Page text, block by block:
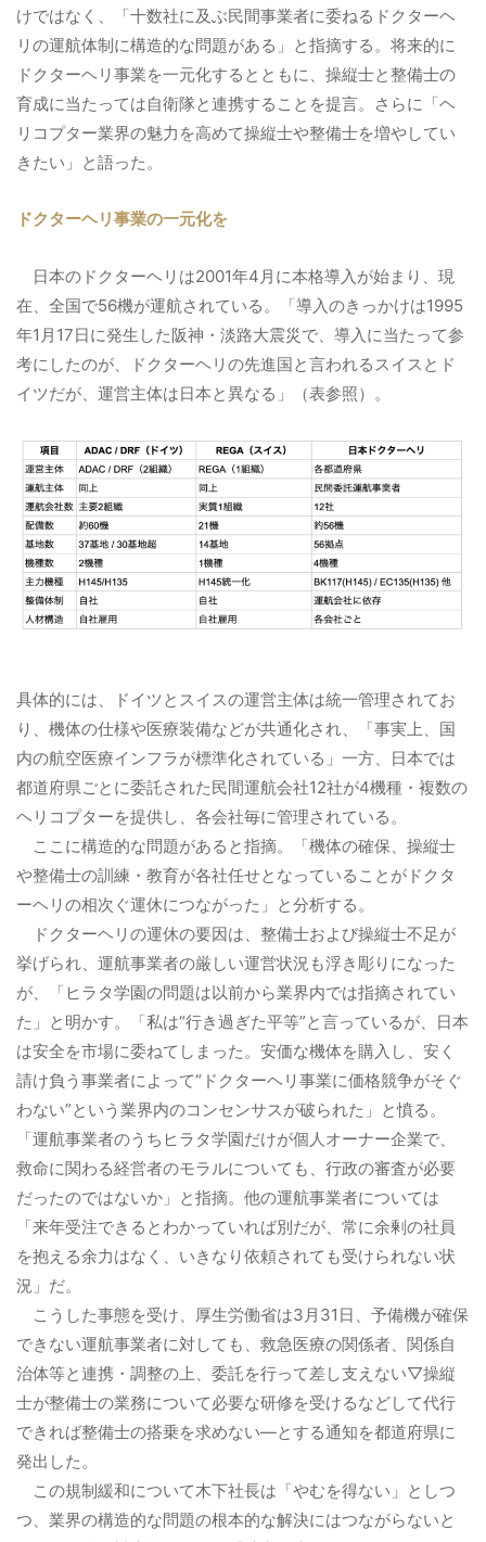
けではなく、「十数社に及ぶ民間事業者に委ねるドクターヘ
リの運航体制に構造的な問題がある」と指摘する。 将来的に
ドクターヘリ事業を一元化するとともに、操縦士と整備士の
育成に当たっては自衛隊と連携することを提言。
さらに「ヘ
リコプター業界の魅力を高めて操縦士や整備士を増やしてい
きたい」と語った。
ドクターヘリ事業の一元化を
日本のドクターヘリは2001年4月に本格導入が始まり、現
在、全国で56機が運航されている。
「導入のきっかけは1995
年1月17日に発生した阪神・淡路大震災で、導入に当たって参
考にしたのが、ドクターヘリの先進国と言われるスイスとド
イツだが、運営主体は日本と異なる」（表参照）。
具体的には、ドイツとスイスの運営主体は統一管理されてお
り、機体の仕様や医療装備などが共通化され、「事実上、国
内の航空医療インフラが標準化されている」一方、日本では
都道府県ごとに委託された民間運航会社12社が4機種・複数の
ヘリコプターを提供し、各会社毎に管理されている。
ここに構造的な問題があると指摘。
「機体の確保、操縦士
や整備士の訓練・教育が各社任せとなっていることがドクタ
ーヘリの相次ぐ運休につながった」と分析する。
ドクターヘリの運休の要因は、整備士および操縦士不足が
挙げられ、運航事業者の厳しい運営状況も浮き彫りになった
が、「ヒラタ学園の問題は以前から業界内では指摘されてい
た」と明かす。
「私は“行き過ぎた平等”と言っているが、日本
は安全を市場に委ねてしまった。 安価な機体を購入し、安く
請け負う事業者によって“ドクターヘリ事業に価格競争がそぐ
わない”という業界内のコンセンサスが破られた」と憤る。
「運航事業者のうちヒラタ学園だけが個人オーナー企業で、
救命に関わる経営者のモラルについても、行政の審査が必要
だったのではないか」と指摘。 他の運航事業者については
「来年受注できるとわかっていれば別だが、常に余剰の社員
を抱える余力はなく、いきなり依頼されても受けられない状
況」だ。
こうした事態を受け、厚生労働省は3月31日、予備機が確保
できない運航事業者に対しても、救急医療の関係者、関係自
治体等と連携・調整の上、委託を行って差し支えない▽操縦
士が整備士の業務について必要な研修を受けるなどして代行
できれば整備士の搭乗を求めない―とする通知を都道府県に
発出した。
この規制緩和について木下社長は「やむを得ない」としつ
つ、業界の構造的な問題の根本的な解決にはつながらないと